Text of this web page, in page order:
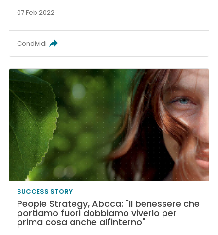
07 Feb 2022
Condividi
SUCCESS STORY
People Strategy, Aboca: "Il benessere che
portiamo fuori dobbiamo viverlo per
prima cosa anche all'interno"